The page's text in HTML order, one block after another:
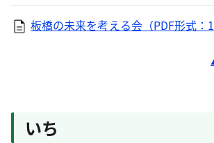
板橋の未来を考える会（PDF形式：
いち